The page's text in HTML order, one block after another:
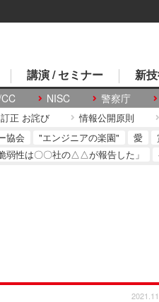
NISC 警察庁
講演 / セミナー 新
訂正 お詫び 情報公開原則
協会 "エンジニアの楽園" 愛
弱性は〇〇社の△△が報告した」